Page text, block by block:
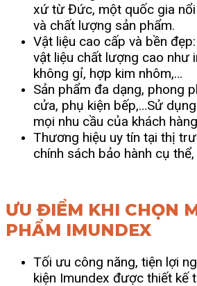
xứ từ Đức, một quốc gia
và chất lượng sản phẩm.
Vật liệu cao cấp và bền
vật liệu chất lượng cao như
không gỉ, hợp kim nhôm,…
Sản phẩm đa dạng, phong
cửa, phụ kiện bếp,…Sử
mọi nhu cầu của khách
Thương hiệu uy tín tại thị
chính sách bảo hành cụ
ƯU ĐIỂM KHI CHỌN
PHẨM IMUNDEX
Tối ưu công năng, tiện lợi
kiện Imundex được thiết kế